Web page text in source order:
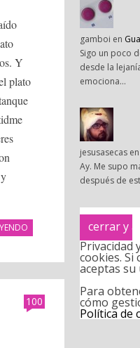
Y
plato
100
gamboi en
Sigo un poco
desde la
emociona…
jesusasecas en
Ay. Me supo
después de
Privacidad
cookies. Si
aceptas su
Para
cómo
Política de